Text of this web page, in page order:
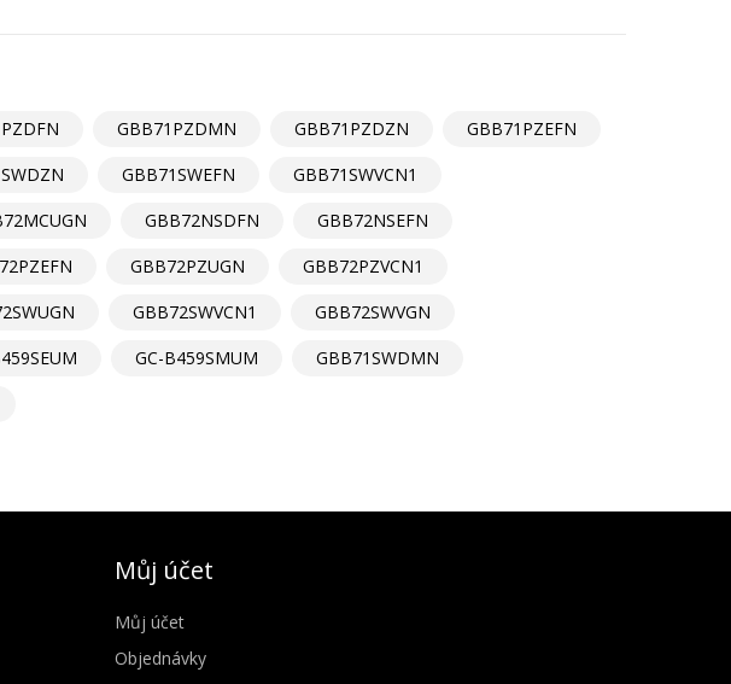
GBB71PZDMN GBB71PZDZN
GBB71PZEFN
GBB71SWEFN
GBB71SWVCN1
GBB72NSDFN
GBB72NSEFN
GBB72PZUGN
GBB72PZVCN1
GBB72SWVCN1
GBB72SWVGN
GC-B459SMUM
GBB71SWDMN
Můj účet
Můj účet
Objednávky